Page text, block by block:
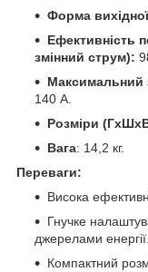
Форма
Ефективність
змінний струм):
Максимальний
140 А.
Розміри
Вага: 14,2 кг.
Переваги:
Висока
Гнучке
джерелами енергії.
Компактний